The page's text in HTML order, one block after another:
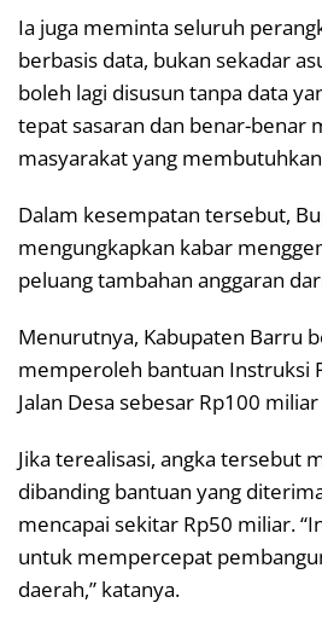
Ia juga meminta seluruh
berbasis data, bukan sekadar
boleh lagi disusun tanpa data
tepat sasaran dan benar-benar
masyarakat yang
Dalam kesempatan tersebut,
mengungkapkan kabar
peluang tambahan anggaran
Menurutnya, Kabupaten Barru
memperoleh bantuan Instruksi
Jalan Desa sebesar Rp100
Jika terealisasi, angka tersebut
dibanding bantuan yang
mencapai sekitar Rp50 miliar.
untuk mempercepat
daerah,” katanya.